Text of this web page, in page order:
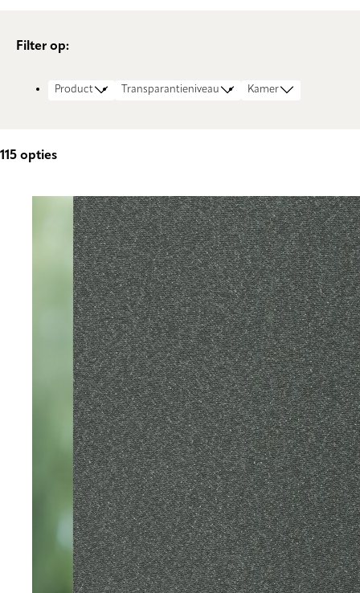
Filter op:
Product Transparantieniveau Kamer
115 opties